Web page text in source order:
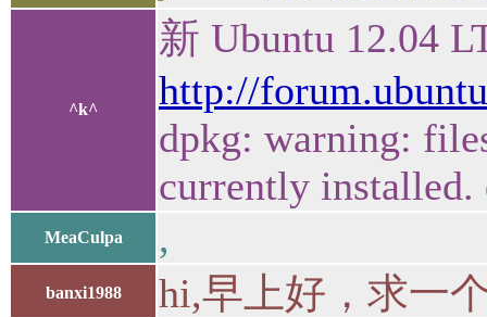
^k^
新 Ubuntu 12.04
http://
dpkg: warning:
currently
MeaCulpa ,
banxi1988 hi,早上好，求一